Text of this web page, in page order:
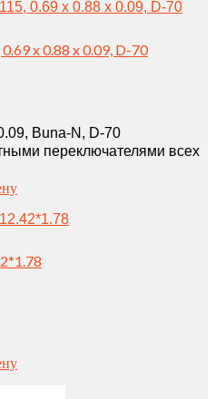
0.69 x 0.88 x 0.09, D-70
Buna-N, D-70
переключателями всех